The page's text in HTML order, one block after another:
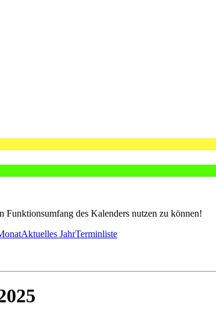
Funktionsumfang des Kalenders nutzen zu können!
Aktuelles JahrTerminliste